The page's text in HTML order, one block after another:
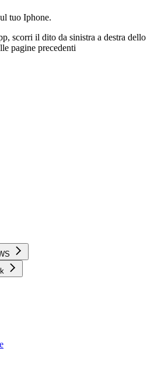
tuo Iphone.
scorri il dito da sinistra a destra dello
pagine precedenti